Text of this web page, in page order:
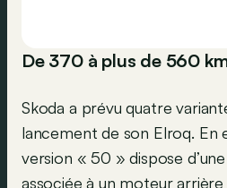
De 370 à plus de 560
Skoda a prévu quatre
lancement de son Elroq. En
version « 50 » dispose
associée à un moteur